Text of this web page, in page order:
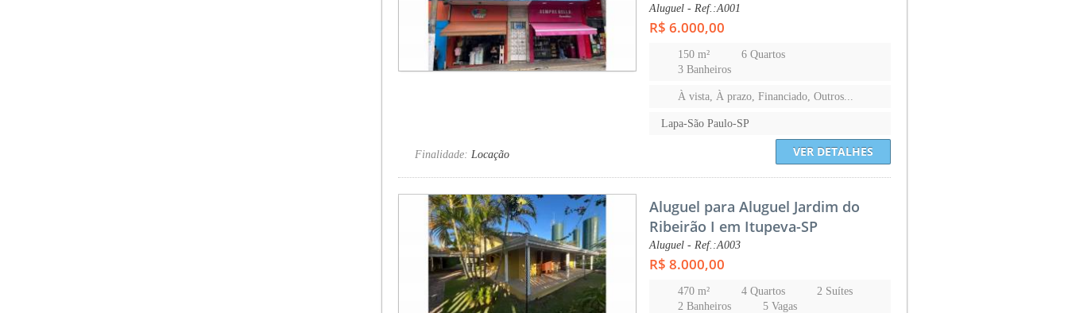
Aluguel - Ref.:A001
R$ 6.000,00
150 m²
6 Quartos
3 Banheiros
À vista, À prazo, Financiado, Outros...
Lapa-São Paulo-SP
Finalidade: Locação VER DETALHES
Aluguel para Aluguel Jardim do
Ribeirão I em Itupeva-SP
Aluguel - Ref.:A003
R$ 8.000,00
470 m² 4 Quartos
2 Suítes
2 Banheiros
5 Vagas